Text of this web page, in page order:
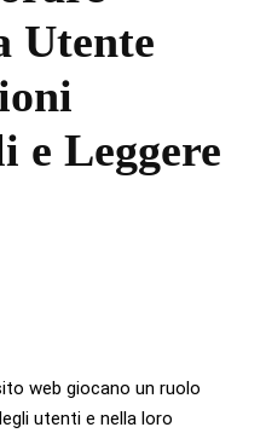
Utente
e Leggere
web giocano un ruolo
utenti e nella loro